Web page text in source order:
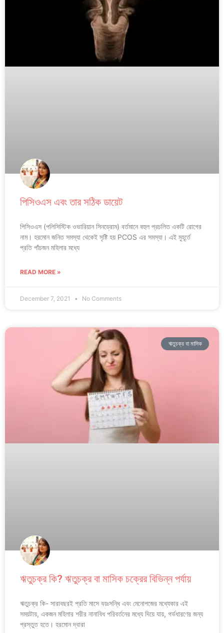
পিসিওএস এবং তার সঠিক ডায়েট
পিসিওএস (পলিসিস্টিক ওভারিয়ান সিনড্রোম) বর্তমানে বহুল প্রচলিত একটি রোগের
নাম। হরমোন জনিত সমস্যা থেকেই সৃষ্টি হয় PCOS এর সমস্যা। এই মুহূর্তে
প্রতি পাঁচজন মহিলার মধ্যে
READ MORE »
December 7, 2021 No Comments
ঋতুচক্র বা মাসিক
ঋতুচক্র কি? ঋতুচক্র বা মাসিক চক্রের বিভিন্ন পর্যায়
ঋতুচক্র কি- সারাবছরই প্রতি মাসে বয়ঃসন্ধি এবং মেনোপজের মধ্যেকার এই
সময়টায়, একজন মহিলার শরীর নানাবিধ পরিবর্তনের মধ্যে দিয়ে যায়, গর্ভধারণের জন্য
প্রস্তুত হতে। হরমোন দ্বারা